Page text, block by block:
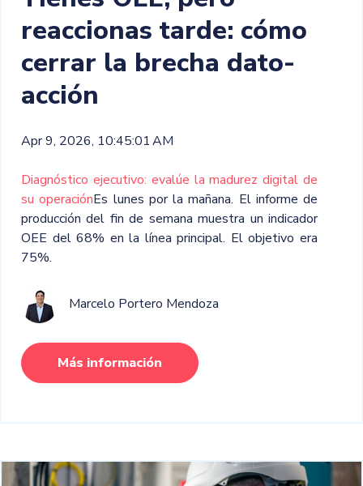
reaccionas tarde: cómo
cerrar la brecha dato-
acción
Apr 9, 2026, 10:45:01 AM
Diagnóstico ejecutivo: evalúe la madurez digital de
su operaciónEs lunes por la mañana. El informe de
producción del fin de semana muestra un indicador
OEE del 68% en la línea principal. El objetivo era
75%.
Marcelo Portero Mendoza
Más información